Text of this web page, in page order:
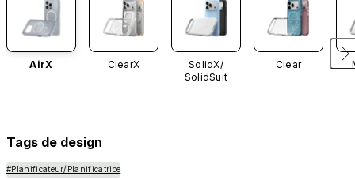
AirX ClearX
SolidX/
SolidSuit
Clear
Tags de design
#Planificateur/Planificatrice